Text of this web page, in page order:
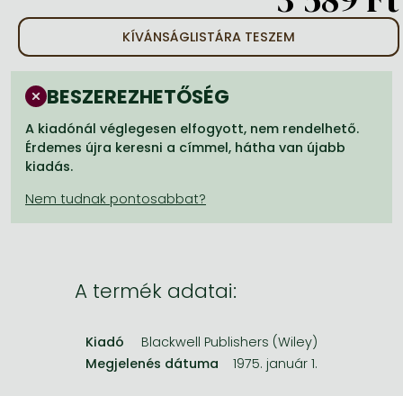
One-Punch Man manga
KÍVÁNSÁGLISTÁRA TESZEM
BESZEREZHETŐSÉG
A kiadónál véglegesen elfogyott, nem rendelhető.
Érdemes újra keresni a címmel, hátha van újabb
kiadás.
A termék adatai:
Kiadó
Blackwell Publishers (Wiley)
Megjelenés dátuma
1975. január 1.